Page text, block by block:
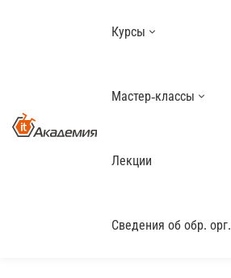
Курсы
Мастер-классы
Лекции
Сведения об обр. орг.